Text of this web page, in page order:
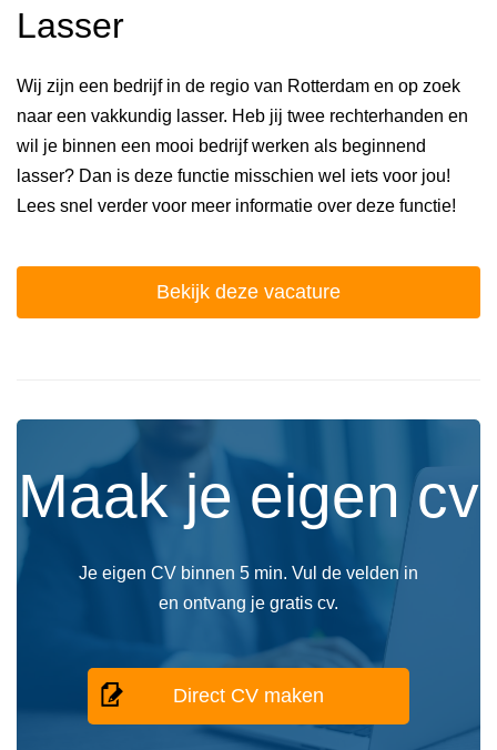
Lasser
Wij zijn een bedrijf in de regio van Rotterdam en op zoek
naar een vakkundig lasser. Heb jij twee rechterhanden en
wil je binnen een mooi bedrijf werken als beginnend
lasser? Dan is deze functie misschien wel iets voor jou!
Lees snel verder voor meer informatie over deze functie!
Bekijk deze vacature
Maak je eigen cv
Je eigen CV binnen 5 min. Vul de velden in
en ontvang je gratis cv.
Direct CV maken